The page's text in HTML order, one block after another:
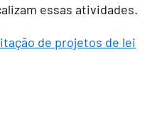
essas atividades.
de projetos de lei